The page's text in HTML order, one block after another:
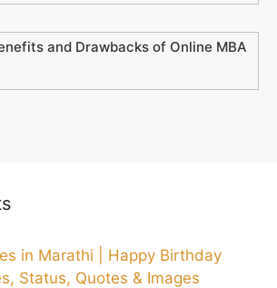
and Drawbacks of Online MBA
in Marathi | Happy Birthday
Status, Quotes & Images